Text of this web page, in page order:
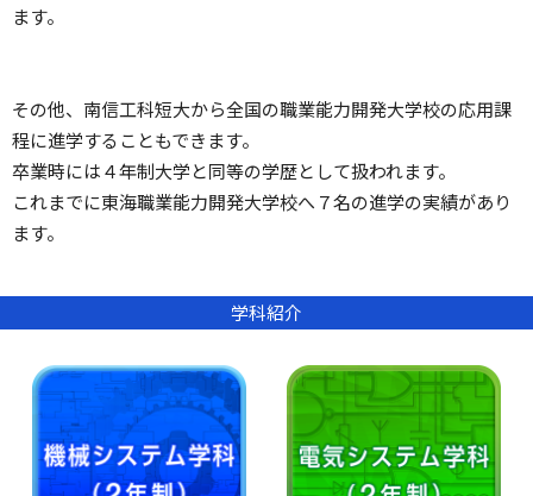
ます。
その他、南信工科短大から全国の職業能力開発大学校の応用課
程に進学することもできます。
卒業時には４年制大学と同等の学歴として扱われます。
これまでに東海職業能力開発大学校へ７名の進学の実績があり
ます。
学科紹介